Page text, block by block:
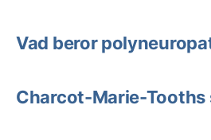
Vad beror
Charcot-Marie-Tooths